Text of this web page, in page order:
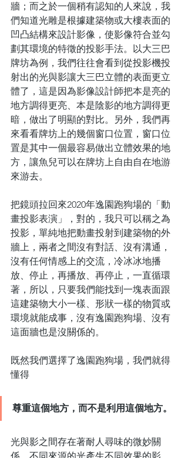
牆；而之於一個稍有認知的人來說，我
們知道光雕是根據建築物或大樓表面的
凹凸結構來設計影像，使影像符合並勾
劃其環境的特徵的投影手法。以大三巴
牌坊為例，我們往往會看到從投影機投
射出的光與影讓大三巴立體的表面更立
體了，這是因為影像設計師把本是亮的
地方調得更亮、本是陰影的地方調得更
暗，做出了明顯的對比。另外，我們再
來看看牌坊上的幾個窗口位置，窗口位
置是其中一個最容易做出立體效果的地
方，讓魚兒可以在牌坊上自由自在地游
來游去。
把鏡頭拉回來2020年逸園跑狗場的「動
畫投影表演」，對的，我只可以稱之為
投影，單純地把動畫投射到建築物的外
牆上，兩者之間沒有對話、沒有溝通，
沒有任何情感上的交流，冷冰冰地播
放、停止，再播放、再停止，一直循環
著，所以，只要我們能找到一塊表面跟
這建築物大小一樣、形狀一樣的物質或
環境就能成事，沒有逸園跑狗場、沒有
這面牆也是沒關係的。
既然我們選擇了逸園跑狗場，我們就得
懂得
尊重這個地方，而不是利用這個地方。
光與影之間存在著耐人尋味的微妙關